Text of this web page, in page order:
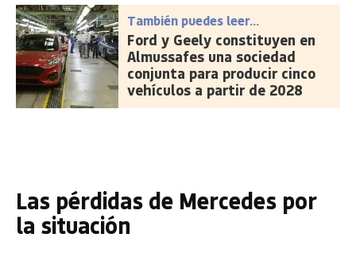
También puedes leer...
Ford y Geely constituyen en
Almussafes una sociedad
conjunta para producir cinco
vehículos a partir de 2028
Las pérdidas de Mercedes por
la situación